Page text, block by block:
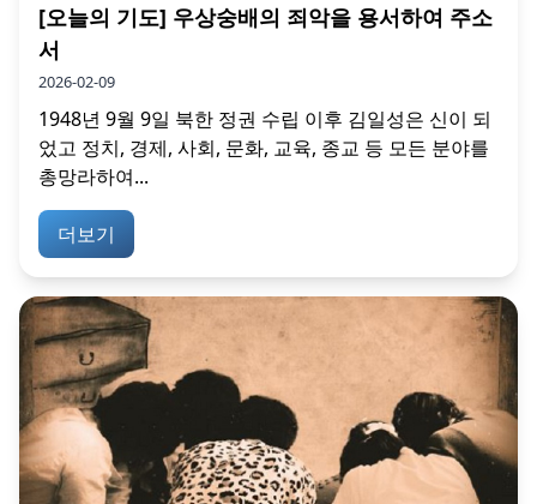
[오늘의 기도] 우상숭배의 죄악을 용서하여 주소
서
2026-02-09
1948년 9월 9일 북한 정권 수립 이후 김일성은 신이 되
었고 정치, 경제, 사회, 문화, 교육, 종교 등 모든 분야를
총망라하여...
더보기